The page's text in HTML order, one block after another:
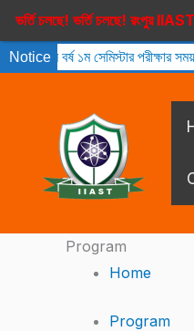
Notice
বর্ষ ১ম সেমিস্টার পরীক্ষার সময়সূচী |
Skip
to
content
Program
Home
Program
চলছে! ভর্তি চলছে! রংপুর IIAST